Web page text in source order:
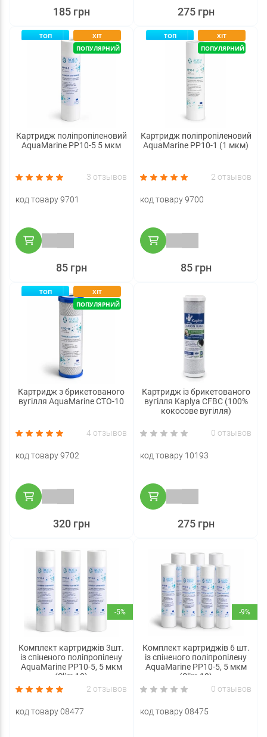
185 грн 275 грн
ТОП
ХІТ
ПОПУЛЯРНИЙ
Картридж поліпропіленовий
AquaMarine PP10-5 5 мкм
3 отзывов
код товару 9701
85 грн
ТОП
ХІТ
ПОПУЛЯРНИЙ
Картридж поліпропіленовий
AquaMarine PP10-1 (1 мкм)
2 отзывов
код товару 9700
85 грн
ТОП
ХІТ
ПОПУЛЯРНИЙ
Картридж з брикетованого
вугілля AquaMarine СТО-10
4 отзывов
код товару 9702
320 грн
Картридж із брикетованого
вугілля Kaplya CFBC (100%
кокосове вугілля)
0 отзывов
код товару 10193
275 грн
-5%
Комплект картриджів 3шт.
із спіненого поліпропілену
AquaMarine PP10-5, 5 мкм
(Slim 10)
2 отзывов
код товару 08477
-9%
Комплект картриджів 6 шт.
із спіненого поліпропілену
AquaMarine PP10-5, 5 мкм
(Slim 10)
0 отзывов
код товару 08475